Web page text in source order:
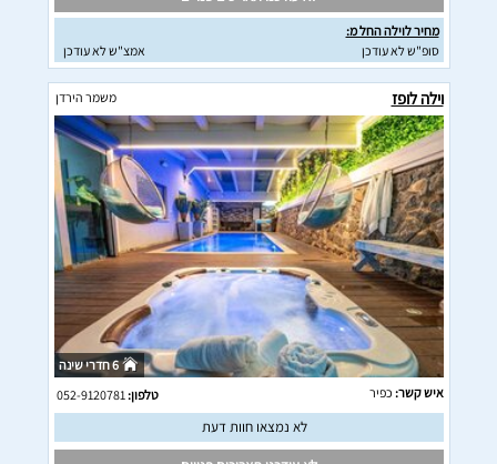
מחיר לוילה החל מ:
סופ"ש לא עודכן
אמצ"ש לא עודכן
וילה לופז משמר הירדן
6 חדרי שינה
איש קשר: כפיר טלפון:
לא נמצאו חוות דעת